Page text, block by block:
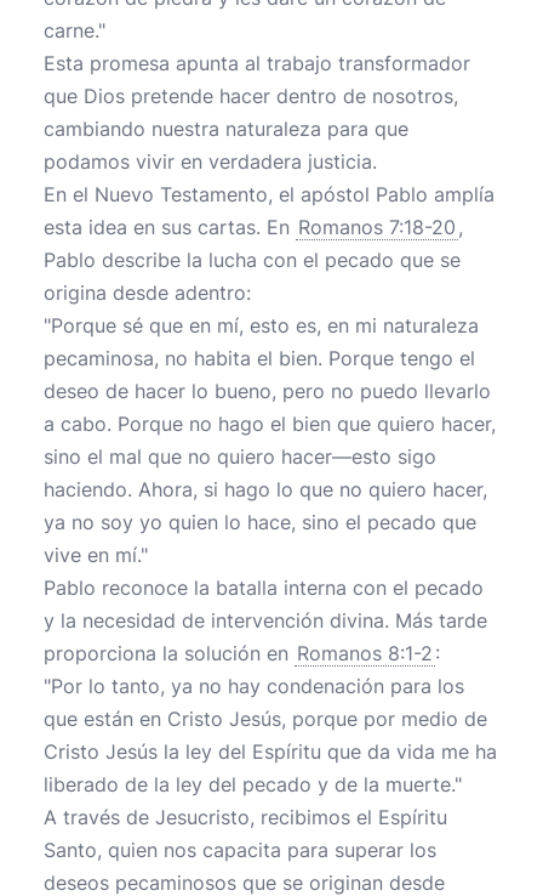
carne."
Esta promesa apunta al trabajo transformador
que Dios pretende hacer dentro de nosotros,
cambiando nuestra naturaleza para que
podamos vivir en verdadera justicia.
En el Nuevo Testamento, el apóstol Pablo amplía
esta idea en sus cartas. En Romanos 7:18-20 ,
Pablo describe la lucha con el pecado que se
origina desde adentro:
"Porque sé que en mí, esto es, en mi naturaleza
pecaminosa, no habita el bien. Porque tengo el
deseo de hacer lo bueno, pero no puedo llevarlo
a cabo. Porque no hago el bien que quiero hacer,
sino el mal que no quiero hacer—esto sigo
haciendo. Ahora, si hago lo que no quiero hacer,
ya no soy yo quien lo hace, sino el pecado que
vive en mí."
Pablo reconoce la batalla interna con el pecado
y la necesidad de intervención divina. Más tarde
proporciona la solución en Romanos 8:1-2 :
"Por lo tanto, ya no hay condenación para los
que están en Cristo Jesús, porque por medio de
Cristo Jesús la ley del Espíritu que da vida me ha
liberado de la ley del pecado y de la muerte."
A través de Jesucristo, recibimos el Espíritu
Santo, quien nos capacita para superar los
deseos pecaminosos que se originan desde